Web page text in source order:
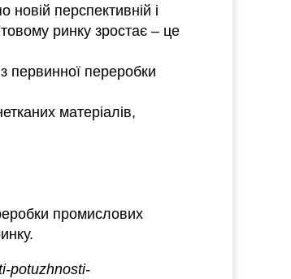
перспективній і
ринку зростає – це
первинної переробки
матеріалів,
промислових
potuzhnosti-